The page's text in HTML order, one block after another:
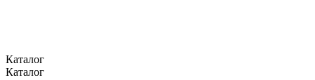
Каталог
Каталог